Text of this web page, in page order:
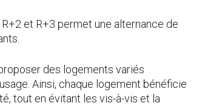
et R+3 permet une alternance de
des logements variés
Ainsi, chaque logement bénéficie
tout en évitant les vis-à-vis et la